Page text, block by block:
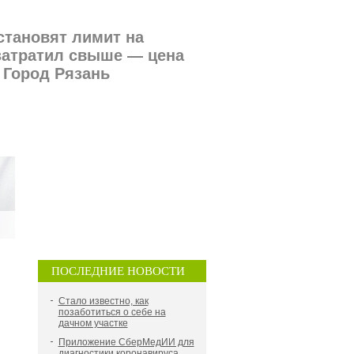
лимит на
свыше — цена
Рязань
ПОСЛЕДНИЕ НОВОСТИ
Стало известно, как
позаботиться о себе на
дачном участке
Приложение СберМедИИ для